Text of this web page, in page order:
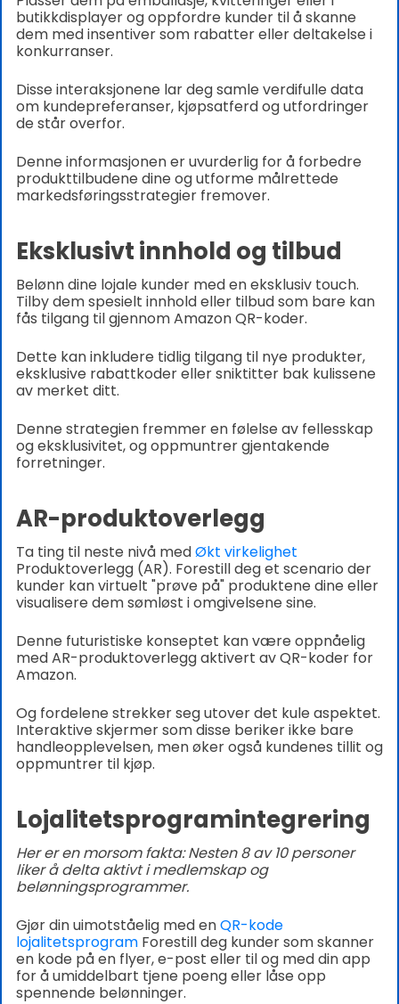
butikkdisplayer og oppfordre kunder til å skanne
dem med insentiver som rabatter eller deltakelse i
konkurranser.
Disse interaksjonene lar deg samle verdifulle data
om kundepreferanser, kjøpsatferd og utfordringer
de står overfor.
Denne informasjonen er uvurderlig for å forbedre
produkttilbudene dine og utforme målrettede
markedsføringsstrategier fremover.
Eksklusivt innhold og tilbud
Belønn dine lojale kunder med en eksklusiv touch.
Tilby dem spesielt innhold eller tilbud som bare kan
fås tilgang til gjennom Amazon QR-koder.
Dette kan inkludere tidlig tilgang til nye produkter,
eksklusive rabattkoder eller sniktitter bak kulissene
av merket ditt.
Denne strategien fremmer en følelse av fellesskap
og eksklusivitet, og oppmuntrer gjentakende
forretninger.
AR-produktoverlegg
Ta ting til neste nivå medØkt virkelighet
Produktoverlegg (AR). Forestill deg et scenario der
kunder kan virtuelt "prøve på" produktene dine eller
visualisere dem sømløst i omgivelsene sine.
Denne futuristiske konseptet kan være oppnåelig
med AR-produktoverlegg aktivert av QR-koder for
Amazon.
Og fordelene strekker seg utover det kule aspektet.
Interaktive skjermer som disse beriker ikke bare
handleopplevelsen, men øker også kundenes tillit og
oppmuntrer til kjøp.
Lojalitetsprogramintegrering
Her er en morsom fakta: Nesten 8 av 10 personer
liker å delta aktivt i medlemskap og
belønningsprogrammer.
Gjør din uimotståelig med enQR-kode
lojalitetsprogram Forestill deg kunder som skanner
en kode på en flyer, e-post eller til og med din app
for å umiddelbart tjene poeng eller låse opp
spennende belønninger.